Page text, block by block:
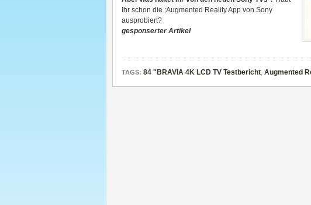
Ihr schon die ;Augmented Reality App von Sony
ausprobiert?
gesponserter Artikel
TAGS: 84 "BRAVIA 4K LCD TV Testbericht, Augmented